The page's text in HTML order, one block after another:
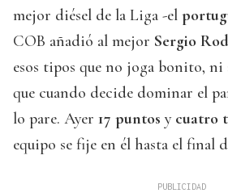
mejor diésel de la Liga -el
COB añadió al mejor Sergio
esos tipos que no joga bonito, ni
que cuando decide dominar el
lo pare. Ayer 17 puntos y cuatro
equipo se fije en él hasta el final